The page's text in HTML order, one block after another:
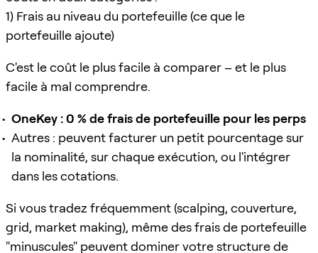
1) Frais au niveau du portefeuille (ce que le
portefeuille ajoute)
C'est le coût le plus facile à comparer – et le plus
facile à mal comprendre.
OneKey : 0 % de frais de portefeuille pour les perps
Autres : peuvent facturer un petit pourcentage sur
la nominalité, sur chaque exécution, ou l'intégrer
dans les cotations.
Si vous tradez fréquemment (scalping, couverture,
grid, market making), même des frais de portefeuille
"minuscules" peuvent dominer votre structure de